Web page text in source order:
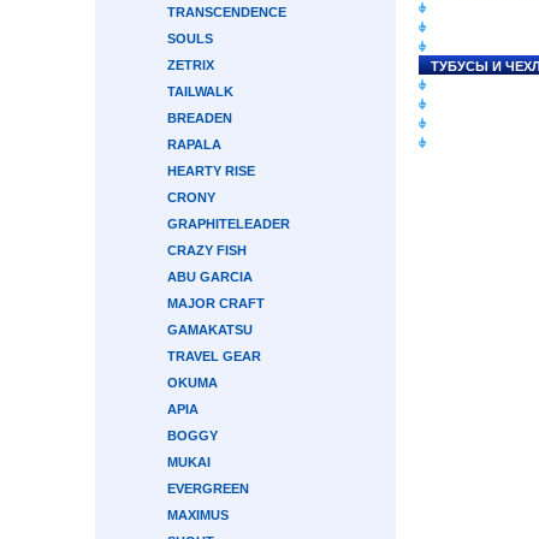
TRANSCENDENCE
SOULS
ZETRIX
TAILWALK
BREADEN
RAPALA
HEARTY RISE
CRONY
GRAPHITELEADER
CRAZY FISH
ABU GARCIA
MAJOR CRAFT
GAMAKATSU
TRAVEL GEAR
OKUMA
APIA
BOGGY
MUKAI
EVERGREEN
MAXIMUS
ТУБУСЫ И